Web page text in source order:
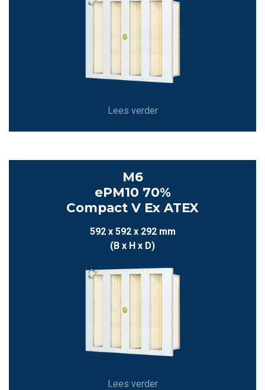
Lees verder
M6
ePM10 70%
Compact V Ex ATEX
592 x 592 x 292 mm
(B x H x D)
Lees verder